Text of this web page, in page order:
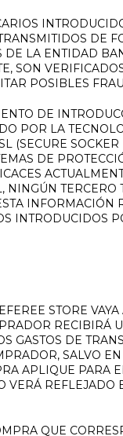
DE
DE LA ENTIDAD
SON
POSIBLES
DE
POR LA
(SECURE SOCKER
DE
NINGÚN TERCERO
INFORMACIÓN
INTRODUCIDOS
STORE
RECIBIRÁ
GASTOS DE
SALVO EN
APLIQUE PARA
VERÁ REFLEJADO
QUE